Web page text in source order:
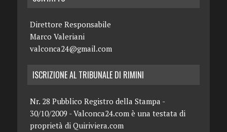
Direttore Responsabile
Marco Valeriani
valconca24@gmail.com
ISCRIZIONE AL TRIBUNALE DI RIMINI
Nr. 28 Pubblico Registro della Stampa -
30/10/2009 - Valconca24.com è una testata di
proprietà di Quiriviera.com